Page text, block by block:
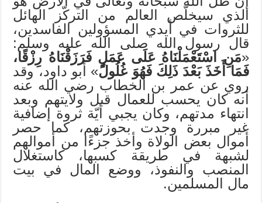
الذي سيخلّص العالم من التركّز الهائل
للثروات في أيدي المسؤولين الفاسدين،
قال رسول الله صلى الله عليه وسلم:
«مَنِ اسْتَعْمَلْنَاهُ عَلَى عَمَلٍ فَرَزَقْنَاهُ رِزْقًا،
فَمَا أَخَذَ بَعْدَ ذَلِكَ فَهُوَ غُلُولٌ» أبو داود، وقد
روي عن عمر بن الخطاب رضي الله عنه
أنه كان يحسب للعمال قبل ولايتهم وبعد
انتهاء مدتهم، وكان يجبي أيّة ثروة إضافية
غير مبررة وجدت بحوزتهم، كما حصر
أموال بعض الولاة وأخذ جزءًا من أموالهم
لشبهة في طريقة كسبها، كاستغلال
المنصب والنفوذ، ووضع المال في بيت
مال المسلمين.